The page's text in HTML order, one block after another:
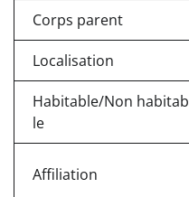
Corps parent
Localisation
Habitable/Non habitab
le
Affiliation